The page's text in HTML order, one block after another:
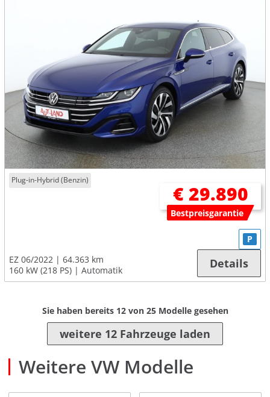
Plug-in-Hybrid (Benzin)
€ 29.890
Bestpreisgarantie
EZ 06/2022
64.363 km
160 kW (218 PS)
Automatik
P
Details
Sie haben bereits 12von 25Modelle gesehen
weitere 12 Fahrzeuge laden
Weitere VW Modelle